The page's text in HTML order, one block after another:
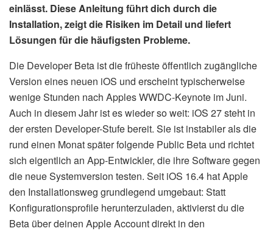
einlässt. Diese Anleitung führt dich durch die
Installation, zeigt die Risiken im Detail und liefert
Lösungen für die häufigsten Probleme.
Die Developer Beta ist die früheste öffentlich zugängliche
Version eines neuen iOS und erscheint typischerweise
wenige Stunden nach Apples WWDC-Keynote im Juni.
Auch in diesem Jahr ist es wieder so weit: iOS 27 steht in
der ersten Developer-Stufe bereit. Sie ist instabiler als die
rund einen Monat später folgende Public Beta und richtet
sich eigentlich an App-Entwickler, die ihre Software gegen
die neue Systemversion testen. Seit iOS 16.4 hat Apple
den Installationsweg grundlegend umgebaut: Statt
Konfigurationsprofile herunterzuladen, aktivierst du die
Beta über deinen Apple Account direkt in den